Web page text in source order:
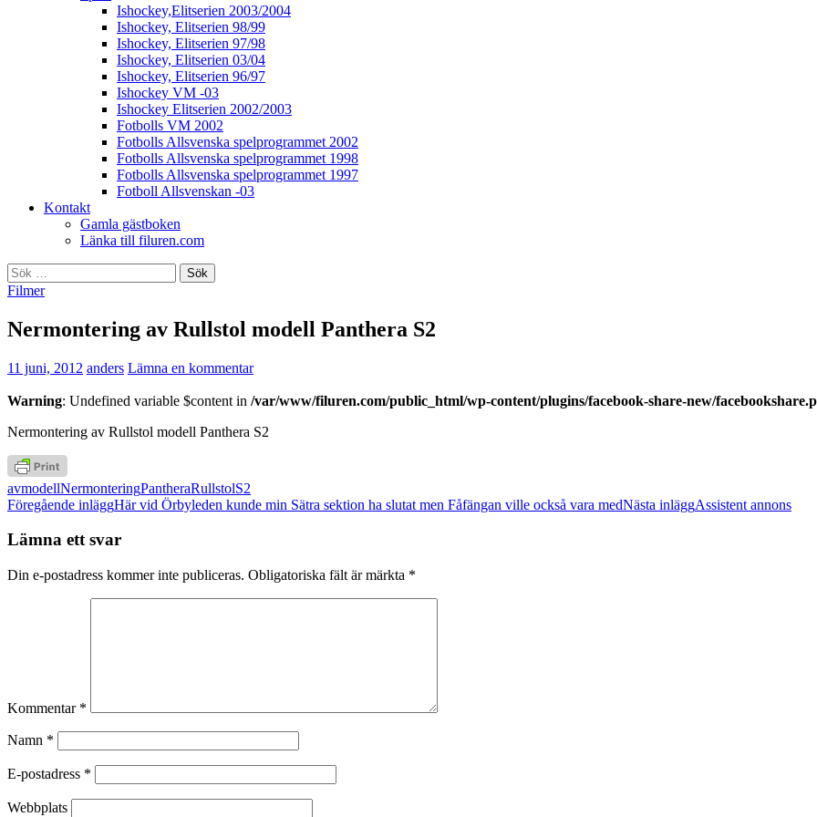
Ishockey,Elitserien 2003/2004
Ishockey, Elitserien 98/99
Ishockey, Elitserien 97/98
Ishockey, Elitserien 03/04
Ishockey, Elitserien 96/97
Ishockey VM -03
Ishockey Elitserien 2002/2003
Fotbolls VM 2002
Fotbolls Allsvenska spelprogrammet 2002
Fotbolls Allsvenska spelprogrammet 1998
Fotbolls Allsvenska spelprogrammet 1997
Fotboll Allsvenskan -03
Kontakt
Gamla gästboken
Länka till filuren.com
Sök
efter:
Filmer
Nermontering av Rullstol modell Panthera S2
11 juni, 2012 anders Lämna en kommentar
Warning: Undefined variable $content in /var/www/filuren.com/public_html/wp-content/plugins/facebook-share-new/
Nermontering av Rullstol modell Panthera S2
avmodellNermonteringPantheraRullstolS2
Inläggsnavigering
Föregående inläggHär vid Örbyleden kunde min Sätra sektion ha slutat men Fåfängan ville också vara medNästa inläggAssistent annons
Lämna ett svar
Din e-postadress kommer inte publiceras. Obligatoriska fält är märkta *
Kommentar *
Namn *
E-postadress *
Webbplats